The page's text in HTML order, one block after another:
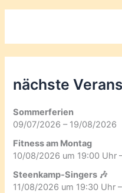
nächste
Sommerferien
09/07/2026 – 19/08/2026
Fitness am Montag
10/08/2026 um 19:00 Uhr
Steenkamp-Singers 🎶
11/08/2026 um 19:30 Uhr